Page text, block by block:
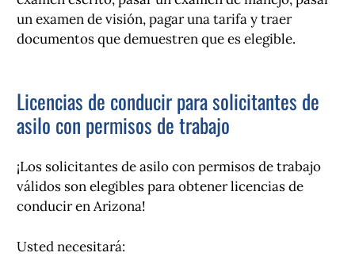
un examen de visión, pagar una tarifa y traer
documentos que demuestren que es elegible.
Licencias de conducir para solicitantes de
asilo con permisos de trabajo
¡Los solicitantes de asilo con permisos de trabajo
válidos son elegibles para obtener licencias de
conducir en Arizona!
Usted necesitará: